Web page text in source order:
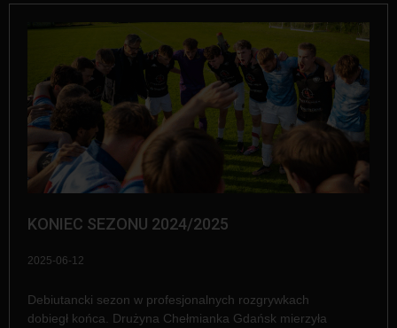
KONIEC SEZONU 2024/2025
2025-06-12
Debiutancki sezon w profesjonalnych rozgrywkach
dobiegł końca. Drużyna Chełmianka Gdańsk mierzyła